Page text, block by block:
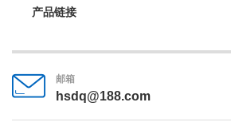
产品链接
邮箱
hsdq@188.com